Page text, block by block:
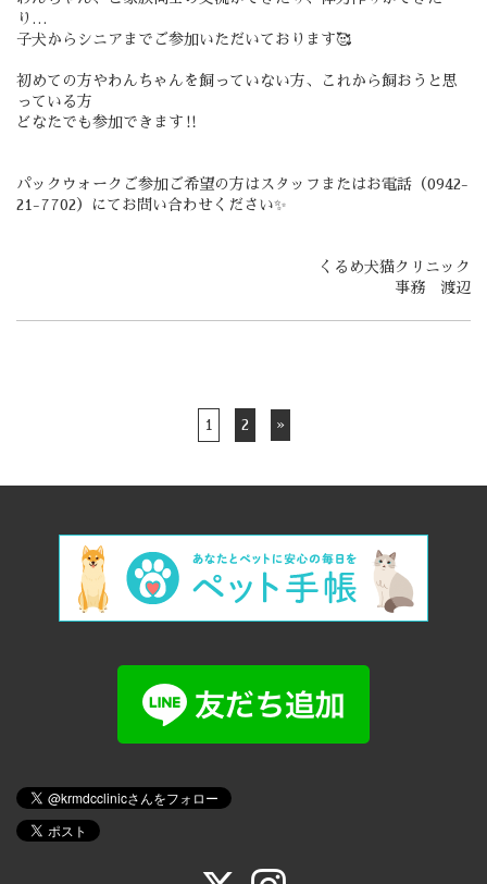
り…
子犬からシニアまでご参加いただいております🥰
初めての方やわんちゃんを飼っていない方、これから飼おうと思
っている方
どなたでも参加できます‼️
パックウォークご参加ご希望の方はスタッフまたはお電話（0942-
21-7702）にてお問い合わせください✨
くるめ犬猫クリニック
事務 渡辺
1 2 »